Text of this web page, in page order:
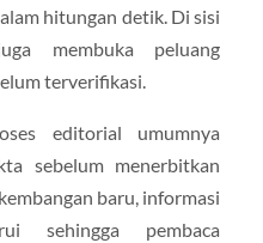
hitungan detik. Di sisi
membuka peluang
terverifikasi.
editorial umumnya
sebelum menerbitkan
baru, informasi
sehingga pembaca